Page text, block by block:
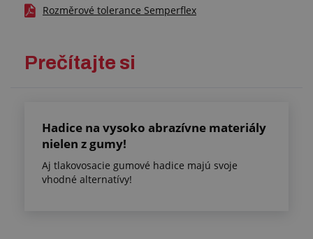
Rozměrové tolerance Semperflex
Prečítajte si
Hadice na vysoko abrazívne materiály
nielen z gumy!
Aj tlakovosacie gumové hadice majú svoje
vhodné alternatívy!